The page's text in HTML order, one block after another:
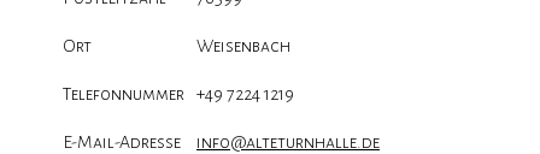
Ort Weisenbach
Telefonnummer +49 7224 1219
E-Mail-Adresse info@alteturnhalle.de